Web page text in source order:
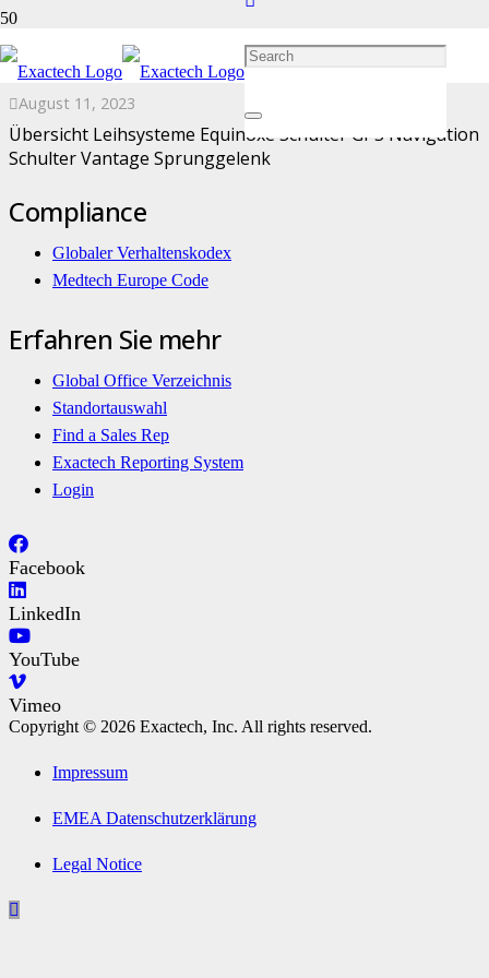
Kit Book
August 11, 2023
Übersicht Leihsysteme Equinoxe Schulter GPS Navigation
Schulter Vantage Sprunggelenk
Compliance
Globaler Verhaltenskodex
Medtech Europe Code
Erfahren Sie mehr
Global Office Verzeichnis
Standortauswahl
Find a Sales Rep
Exactech Reporting System
Login
Facebook
LinkedIn
YouTube
Vimeo
Copyright © 2026 Exactech, Inc. All rights reserved.
Impressum
EMEA Datenschutzerklärung
Legal Notice